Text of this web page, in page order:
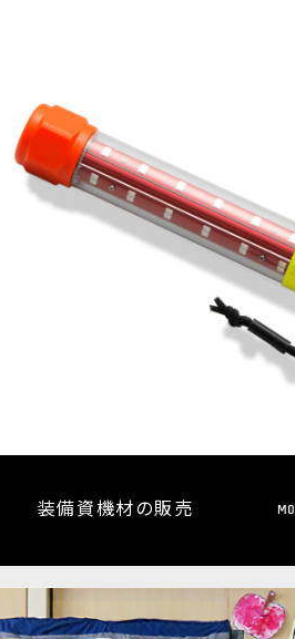
装備資機材の販売